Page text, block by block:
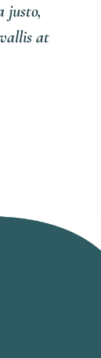
justo,
at